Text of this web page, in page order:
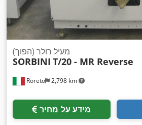
Roreto 2,798 km
מעיל רולר (הפוך)
SORBINI T/20 - MR Reverse
מידע על מחיר